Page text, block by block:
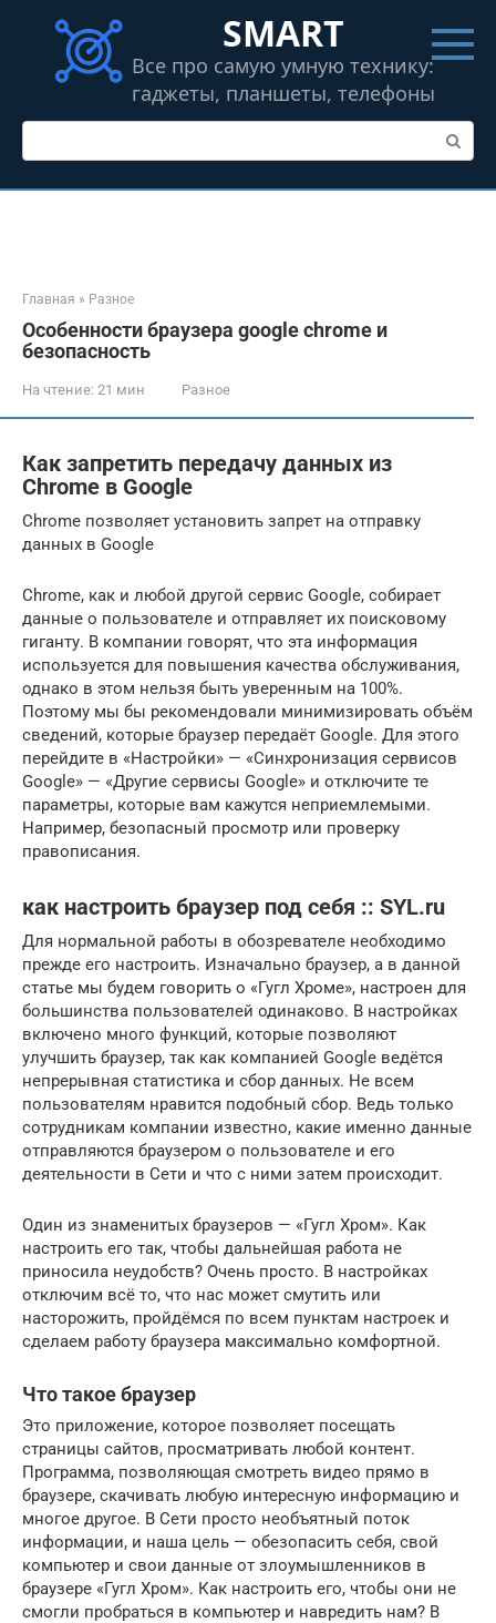
контенту
SMART
Все про самую умную технику:
гаджеты, планшеты, телефоны
Поиск:
Главная » Разное
Особенности браузера google chrome и
безопасность
На чтение: 21 мин Разное
Как запретить передачу данных из
Chrome в Google
Chrome позволяет установить запрет на отправку
данных в Google
Chrome, как и любой другой сервис Google, собирает
данные о пользователе и отправляет их поисковому
гиганту. В компании говорят, что эта информация
используется для повышения качества обслуживания,
однако в этом нельзя быть уверенным на 100%.
Поэтому мы бы рекомендовали минимизировать объём
сведений, которые браузер передаёт Google. Для этого
перейдите в «Настройки» — «Синхронизация сервисов
Google» — «Другие сервисы Google» и отключите те
параметры, которые вам кажутся неприемлемыми.
Например, безопасный просмотр или проверку
правописания.
как настроить браузер под себя :: SYL.ru
Для нормальной работы в обозревателе необходимо
прежде его настроить. Изначально браузер, а в данной
статье мы будем говорить о «Гугл Хроме», настроен для
большинства пользователей одинаково. В настройках
включено много функций, которые позволяют
улучшить браузер, так как компанией Google ведётся
непрерывная статистика и сбор данных. Не всем
пользователям нравится подобный сбор. Ведь только
сотрудникам компании известно, какие именно данные
отправляются браузером о пользователе и его
деятельности в Сети и что с ними затем происходит.
Один из знаменитых браузеров — «Гугл Хром». Как
настроить его так, чтобы дальнейшая работа не
приносила неудобств? Очень просто. В настройках
отключим всё то, что нас может смутить или
насторожить, пройдёмся по всем пунктам настроек и
сделаем работу браузера максимально комфортной.
Что такое браузер
Это приложение, которое позволяет посещать
страницы сайтов, просматривать любой контент.
Программа, позволяющая смотреть видео прямо в
браузере, скачивать любую интересную информацию и
многое другое. В Сети просто необъятный поток
информации, и наша цель — обезопасить себя, свой
компьютер и свои данные от злоумышленников в
браузере «Гугл Хром». Как настроить его, чтобы они не
смогли пробраться в компьютер и навредить нам? В